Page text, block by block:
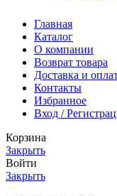
Главная
Каталог
О компании
Возврат товара
Доставка и
Контакты
Избранное
Вход /
Корзина
Закрыть
Войти
Закрыть